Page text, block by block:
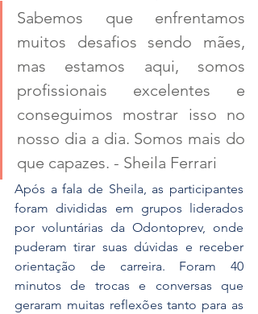
Sabemos que enfrentamos
muitos desafios sendo mães,
mas estamos aqui, somos
profissionais excelentes e
conseguimos mostrar isso no
nosso dia a dia. Somos mais do
que capazes. - Sheila Ferrari
Após a fala de Sheila, as participantes
foram divididas em grupos liderados
por voluntárias da Odontoprev, onde
puderam tirar suas dúvidas e receber
orientação de carreira. Foram 40
minutos de trocas e conversas que
geraram muitas reflexões tanto para as